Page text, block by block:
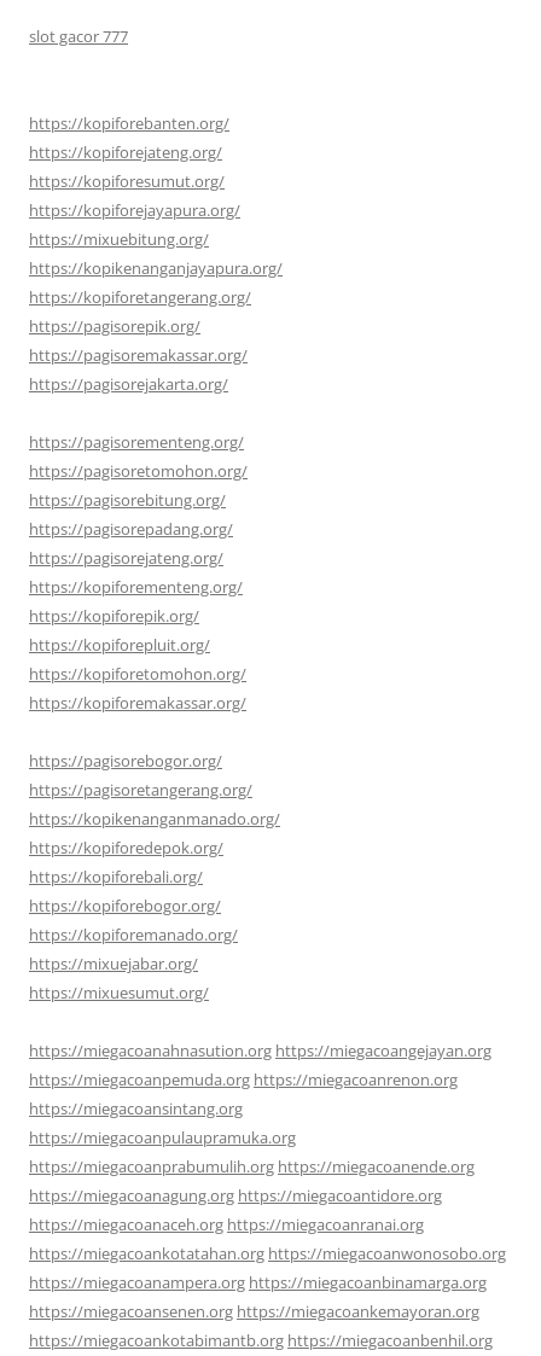
slot gacor 777
https://kopiforebanten.org/
https://kopiforejateng.org/
https://kopiforesumut.org/
https://kopiforejayapura.org/
https://mixuebitung.org/
https://kopikenanganjayapura.org/
https://kopiforetangerang.org/
https://pagisorepik.org/
https://pagisoremakassar.org/
https://pagisorejakarta.org/
https://pagisorementeng.org/
https://pagisoretomohon.org/
https://pagisorebitung.org/
https://pagisorepadang.org/
https://pagisorejateng.org/
https://kopiforementeng.org/
https://kopiforepik.org/
https://kopiforepluit.org/
https://kopiforetomohon.org/
https://kopiforemakassar.org/
https://pagisorebogor.org/
https://pagisoretangerang.org/
https://kopikenanganmanado.org/
https://kopiforedepok.org/
https://kopiforebali.org/
https://kopiforebogor.org/
https://kopiforemanado.org/
https://mixuejabar.org/
https://mixuesumut.org/
https://miegacoanahnasution.org https://miegacoangejayan.org
https://miegacoanpemuda.org https://miegacoanrenon.org
https://miegacoansintang.org
https://miegacoanpulaupramuka.org
https://miegacoanprabumulih.org https://miegacoanende.org
https://miegacoanagung.org https://miegacoantidore.org
https://miegacoanaceh.org https://miegacoanranai.org
https://miegacoankotatahan.org https://miegacoanwonosobo.org
https://miegacoanampera.org https://miegacoanbinamarga.org
https://miegacoansenen.org https://miegacoankemayoran.org
https://miegacoankotabimantb.org https://miegacoanbenhil.org